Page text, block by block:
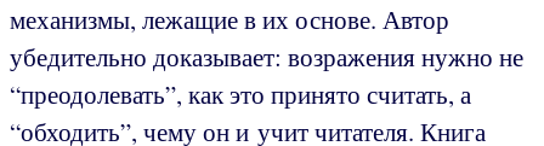
механизмы, лежащие в их основе. Автор
убедительно доказывает: возражения нужно не
“преодолевать”, как это принято считать, а
“обходить”, чему он и учит читателя. Книга